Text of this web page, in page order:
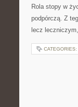
Rola stopy w
podpórczą. Z
lecz
CATEGORIES: